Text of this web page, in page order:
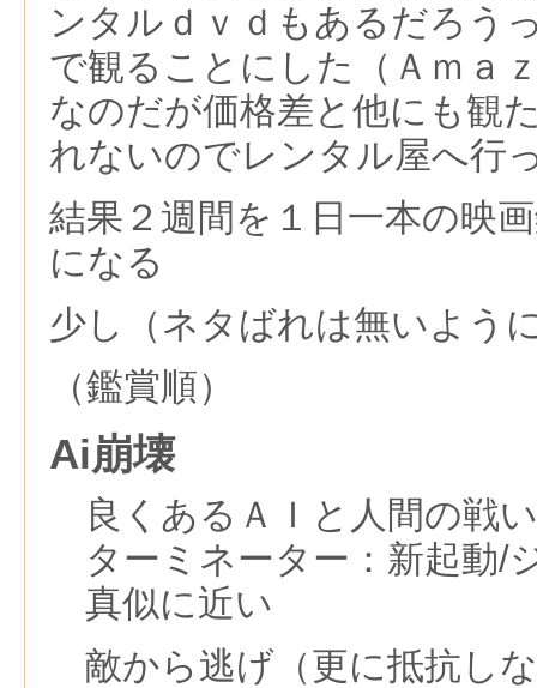
ンタルｄｖｄもあるだろう
で観ることにした（Ａｍａ
なのだが価格差と他にも観
れないのでレンタル屋へ行
結果２週間を１日一本の映
になる
少し（ネタばれは無いよう
（鑑賞順）
Ai崩壊
良くあるＡＩと人間の戦
ターミネーター：新起動/
真似に近い
敵から逃げ（更に抵抗し